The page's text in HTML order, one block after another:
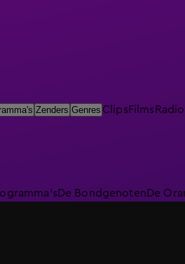
Zenders Genres ClipsFilmsRadio
De BondgenotenDe